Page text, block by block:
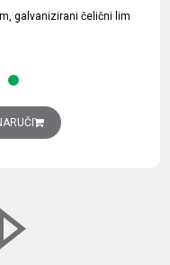
galvanizirani čelični lim
ploča V1000xŠ800mm,